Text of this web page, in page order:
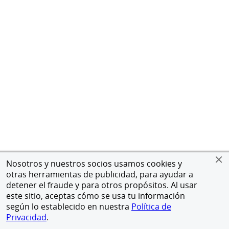
Nosotros y nuestros socios usamos cookies y
otras herramientas de publicidad, para ayudar a
detener el fraude y para otros propósitos. Al usar
este sitio, aceptas cómo se usa tu información
según lo establecido en nuestra Política de
Privacidad.